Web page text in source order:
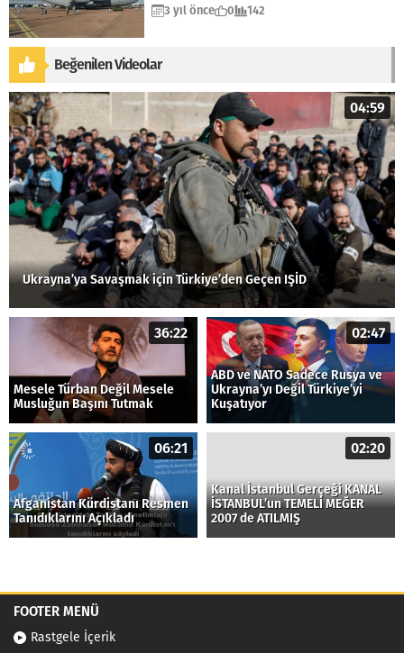
3 yıl önce 0 142
Beğenilen Videolar
04:59
Ukrayna’ya Savaşmak için Türkiye’den Geçen IŞİD
36:22
Mesele Türban Değil Mesele
Musluğun Başını Tutmak
02:47
ABD ve NATO Sadece Rusya ve
Ukrayna’yı Değil Türkiye’yi
Kuşatıyor
06:21
Afganistan Kürdistanı Resmen
Tanıdıklarını Açıkladı
02:20
Kanal İstanbul Gerçeği KANAL
İSTANBUL’un TEMELİ MEĞER
2007 de ATILMIŞ
FOOTER MENÜ
Rastgele İçerik